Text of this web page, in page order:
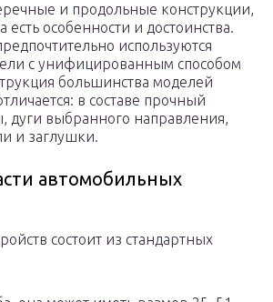
и продольные конструкции,
есть особенности и достоинства.
используются
с унифицированным способом
большинства моделей
в составе прочный
дуги выбранного направления,
и заглушки.
автомобильных
состоит из стандартных